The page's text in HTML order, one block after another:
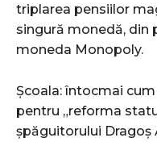
triplarea pensiilor
singură monedă, din
moneda Monopoly.
Școala: întocmai
pentru „reforma
șpăguitorului Dragoș